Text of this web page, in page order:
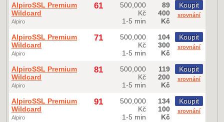
AlpiroSSL Premium
Wildcard
Alpiro
61
500,000
Kč
1-5 min
89
400
Kč
Koupit
srovnání
AlpiroSSL Premium
Wildcard
Alpiro
71
500,000
Kč
1-5 min
104
300
Kč
Koupit
srovnání
AlpiroSSL Premium
Wildcard
Alpiro
81
500,000
Kč
1-5 min
119
200
Kč
Koupit
srovnání
AlpiroSSL Premium
Wildcard
Alpiro
91
500,000
Kč
1-5 min
134
100
Kč
Koupit
srovnání